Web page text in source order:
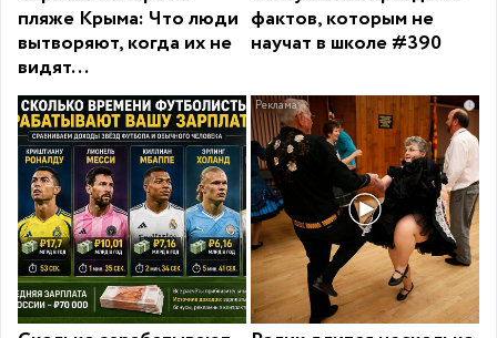
пляже Крыма: Что люди
вытворяют, когда их не
видят...
фактов, которым не
научат в школе #390
i